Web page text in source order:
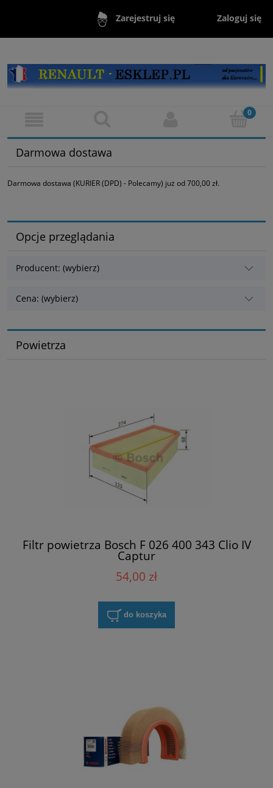
Zarejestruj się Zaloguj się
Darmowa dostawa
Darmowa dostawa (KURIER (DPD) - Polecamy) już od 700,00 zł.
Opcje przeglądania
Producent: (wybierz)
Cena: (wybierz)
Powietrza
Filtr powietrza Bosch F 026 400 343 Clio IV
Captur
54,00 zł
do koszyka